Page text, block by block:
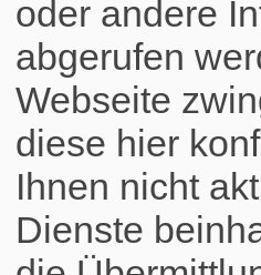
oder andere
abgerufen
Webseite
diese hier
Ihnen nicht
Dienste